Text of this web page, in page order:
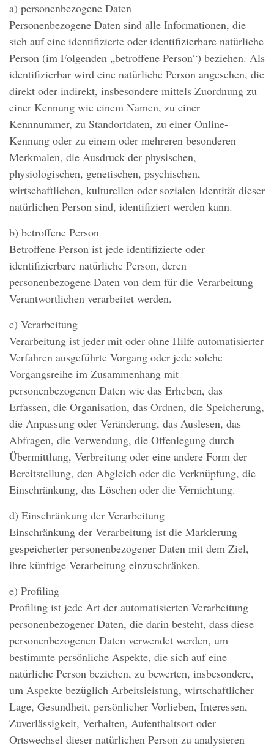
a) personenbezogene Daten
Personenbezogene Daten sind alle Informationen, die
sich auf eine identifizierte oder identifizierbare natürliche
Person (im Folgenden „betroffene Person“) beziehen. Als
identifizierbar wird eine natürliche Person angesehen, die
direkt oder indirekt, insbesondere mittels Zuordnung zu
einer Kennung wie einem Namen, zu einer
Kennnummer, zu Standortdaten, zu einer Online-
Kennung oder zu einem oder mehreren besonderen
Merkmalen, die Ausdruck der physischen,
physiologischen, genetischen, psychischen,
wirtschaftlichen, kulturellen oder sozialen Identität dieser
natürlichen Person sind, identifiziert werden kann.
b) betroffene Person
Betroffene Person ist jede identifizierte oder
identifizierbare natürliche Person, deren
personenbezogene Daten von dem für die Verarbeitung
Verantwortlichen verarbeitet werden.
c) Verarbeitung
Verarbeitung ist jeder mit oder ohne Hilfe automatisierter
Verfahren ausgeführte Vorgang oder jede solche
Vorgangsreihe im Zusammenhang mit
personenbezogenen Daten wie das Erheben, das
Erfassen, die Organisation, das Ordnen, die Speicherung,
die Anpassung oder Veränderung, das Auslesen, das
Abfragen, die Verwendung, die Offenlegung durch
Übermittlung, Verbreitung oder eine andere Form der
Bereitstellung, den Abgleich oder die Verknüpfung, die
Einschränkung, das Löschen oder die Vernichtung.
d) Einschränkung der Verarbeitung
Einschränkung der Verarbeitung ist die Markierung
gespeicherter personenbezogener Daten mit dem Ziel,
ihre künftige Verarbeitung einzuschränken.
e) Profiling
Profiling ist jede Art der automatisierten Verarbeitung
personenbezogener Daten, die darin besteht, dass diese
personenbezogenen Daten verwendet werden, um
bestimmte persönliche Aspekte, die sich auf eine
natürliche Person beziehen, zu bewerten, insbesondere,
um Aspekte bezüglich Arbeitsleistung, wirtschaftlicher
Lage, Gesundheit, persönlicher Vorlieben, Interessen,
Zuverlässigkeit, Verhalten, Aufenthaltsort oder
Ortswechsel dieser natürlichen Person zu analysieren